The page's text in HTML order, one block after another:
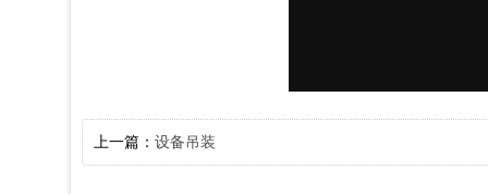
上一篇： 设备吊装